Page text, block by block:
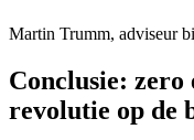
Martin Trumm, adviseur
Conclusie: zero
revolutie op de